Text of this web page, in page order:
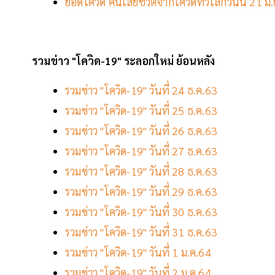
รวมข่าว "โควิด-19" ระลอกใหม่ ย้อนหลัง
รวมข่าว "โควิด-19" วันที่ 24 ธ.ค.63
รวมข่าว "โควิด-19" วันที่ 25 ธ.ค.63
รวมข่าว "โควิด-19" วันที่ 26 ธ.ค.63
รวมข่าว "โควิด-19" วันที่ 27 ธ.ค.63
รวมข่าว "โควิด-19" วันที่ 28 ธ.ค.63
รวมข่าว "โควิด-19" วันที่ 29 ธ.ค.63
รวมข่าว "โควิด-19" วันที่ 30 ธ.ค.63
รวมข่าว "โควิด-19" วันที่ 31 ธ.ค.63
รวมข่าว "โควิด-19" วันที่ 1 ม.ค.64